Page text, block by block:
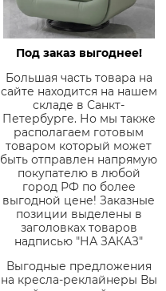
Под заказ выгоднее!
Большая часть товара на
сайте находится на нашем
складе в Санкт-
Петербурге. Но мы также
располагаем готовым
товаром который может
быть отправлен напрямую
покупателю в любой
город РФ по более
выгодной цене! Заказные
позиции выделены в
заголовках товаров
надписью "НА ЗАКАЗ"
Выгодные предложения
на кресла-реклайнеры Вы